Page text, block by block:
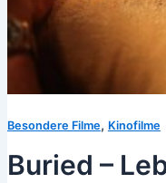
Besondere Filme, Kinofilme
Buried –